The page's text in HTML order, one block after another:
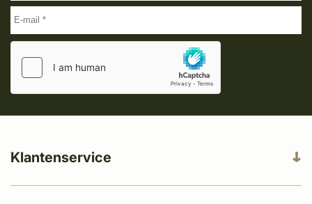
Klantenservice